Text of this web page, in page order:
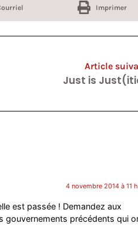
Imprimer
Article
Just is
4 novembre 2014 à 11
est passée ! Demandez aux
gouvernements précédents qui